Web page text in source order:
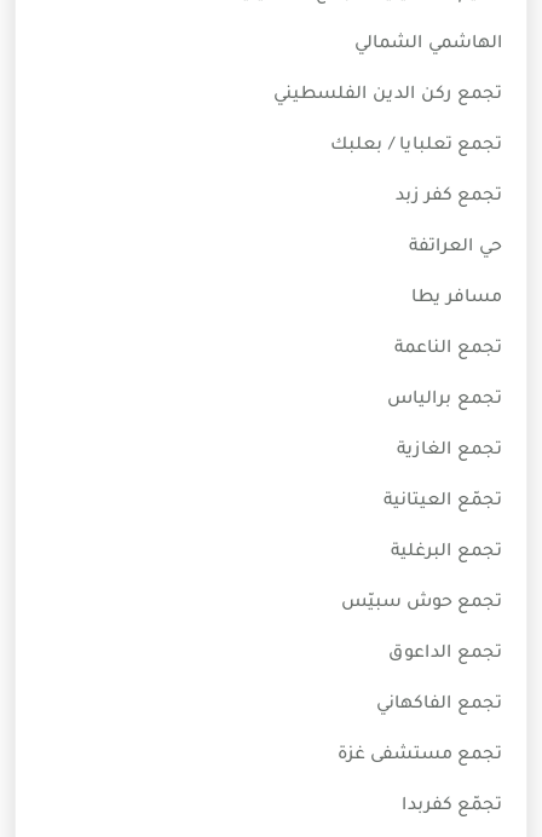
الهاشمي الشمالي
تجمع ركن الدين الفلسطيني
تجمع تعلبايا / بعلبك
تجمع كفر زبد
حي العراتفة
مسافر يطا
تجمع الناعمة
تجمع برالياس
تجمع الغازية
تجمّع العيتانية
تجمع البرغلية
تجمع حوش سبيّس
تجمع الداعوق
تجمع الفاكهاني
تجمع مستشفى غزة
تجمّع كفربدا